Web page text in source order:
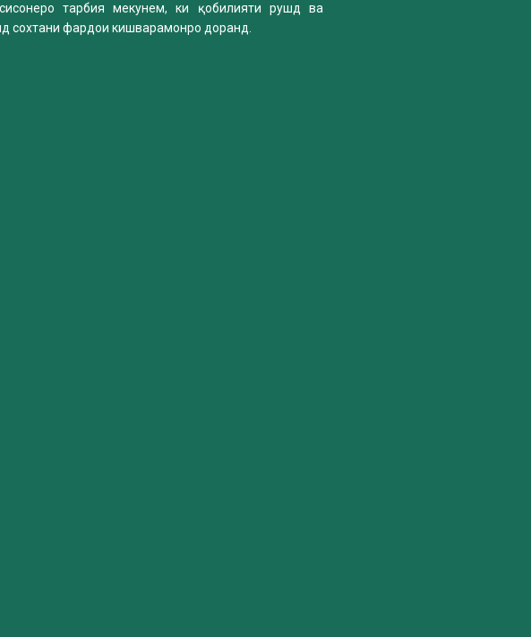
тарбия мекунем, ки қобилияти рушд ва
сохтани фардои кишварамонро доранд.